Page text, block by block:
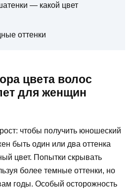
— какой цвет
оттенки
цвета волос
для женщин
чтобы получить юношеский
быть один или два оттенка
цвет. Попытки скрывать
более темные оттенки, но
годы. Особый осторожность